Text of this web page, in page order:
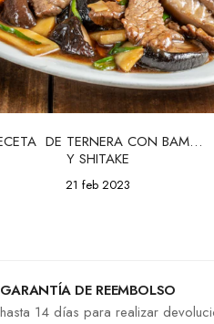
DE TERNERA CON BAMBÚ
Y SHITAKE
21 feb 2023
GARANTÍA DE REEMBOLSO
hasta 14 días para realizar